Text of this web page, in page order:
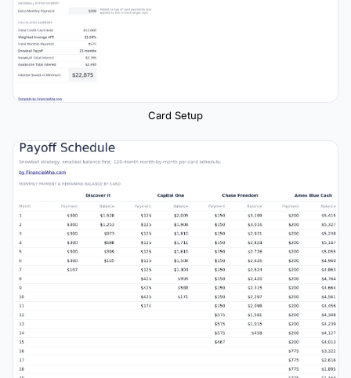
Card Setup